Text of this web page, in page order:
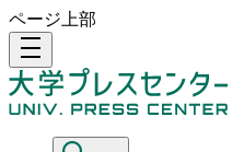
ページ上部
density_medium